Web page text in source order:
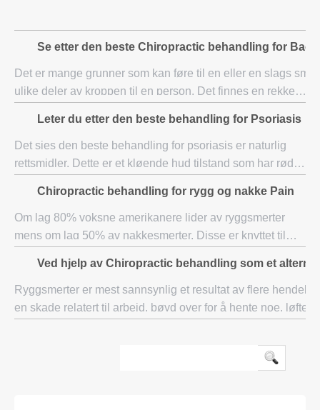
Se etter den beste Chiropractic behandling for Back
Det er mange grunner som kan føre til en eller en slags
ulike deler av kroppen til en person. Det finnes en rekke
av deres hektisk
Leter du etter den beste behandling for Psoriasis
Det sies den beste behandling for psoriasis er naturlig
rettsmidler. Dette er et kløende hud tilstand som har røde
immunsystem som har et problem
Chiropractic behandling for rygg og nakke Pain
Om lag 80% voksne amerikanere lider av ryggsmerter
mens om lag 50% av nakkesmerter. Disse er knyttet til
raskt trukket forover og bakover. Det k
Ved hjelp av Chiropractic behandling som et
Ryggsmerter er mest sannsynlig et resultat av flere
en skade relatert til arbeid, bøyd over for å hente noe, løfte